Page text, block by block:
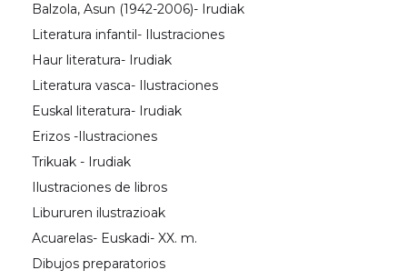
Balzola, Asun (1942-2006)- Irudiak
Literatura infantil- Ilustraciones
Haur literatura- Irudiak
Literatura vasca- Ilustraciones
Euskal literatura- Irudiak
Erizos -Ilustraciones
Trikuak - Irudiak
Ilustraciones de libros
Libururen ilustrazioak
Acuarelas- Euskadi- XX. m.
Dibujos preparatorios